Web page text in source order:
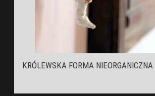
KRÓLEWSKA FORMA NIEORGANICZNA